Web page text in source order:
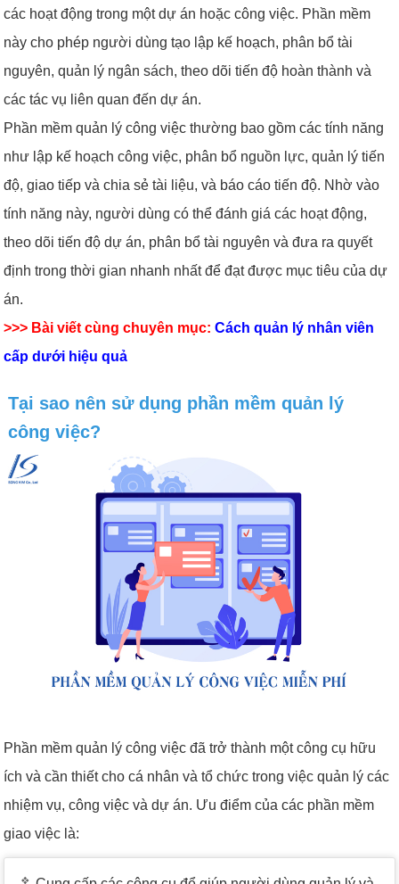
các hoạt động trong một dự án hoặc công việc. Phần mềm
này cho phép người dùng tạo lập kế hoạch, phân bổ tài
nguyên, quản lý ngân sách, theo dõi tiến độ hoàn thành và
các tác vụ liên quan đến dự án.
Phần mềm quản lý công việc thường bao gồm các tính năng
như lập kế hoạch công việc, phân bổ nguồn lực, quản lý tiến
độ, giao tiếp và chia sẻ tài liệu, và báo cáo tiến độ. Nhờ vào
tính năng này, người dùng có thể đánh giá các hoạt động,
theo dõi tiến độ dự án, phân bổ tài nguyên và đưa ra quyết
định trong thời gian nhanh nhất để đạt được mục tiêu của dự
án.
>>> Bài viết cùng chuyên mục: Cách quản lý nhân viên
cấp dưới hiệu quả
Tại sao nên sử dụng phần mềm quản lý
công việc?
Phần mềm quản lý công việc đã trở thành một công cụ hữu
ích và cần thiết cho cá nhân và tổ chức trong việc quản lý các
nhiệm vụ, công việc và dự án. Ưu điểm của các phần mềm
giao việc là: